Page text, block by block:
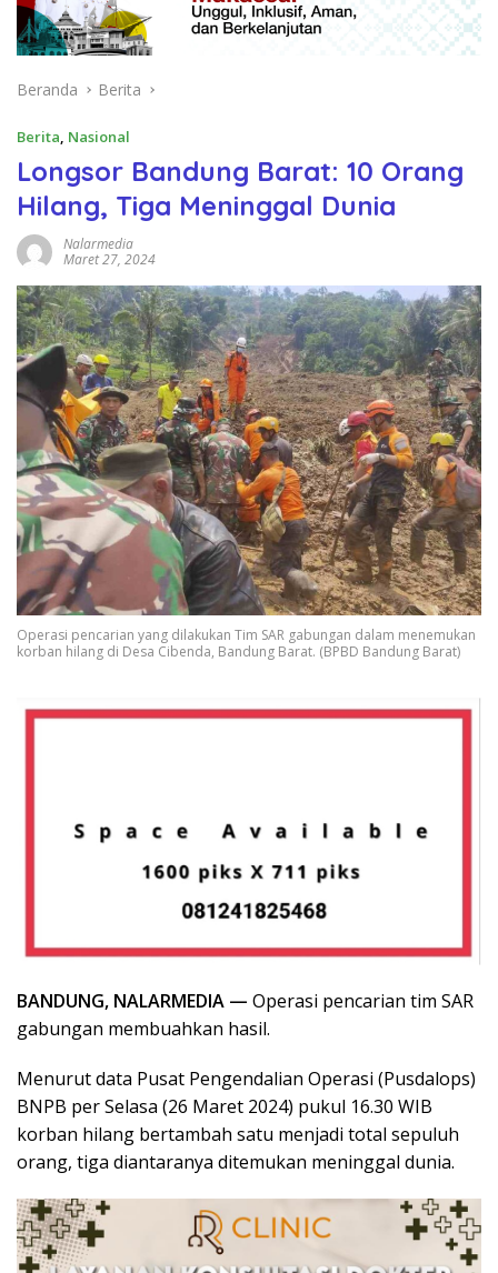
Beranda Berita
Berita, Nasional
Longsor Bandung Barat: 10 Orang
Hilang, Tiga Meninggal Dunia
Nalarmedia
Maret 27, 2024
Operasi pencarian yang dilakukan Tim SAR gabungan dalam menemukan
korban hilang di Desa Cibenda, Bandung Barat. (BPBD Bandung Barat)
BANDUNG, NALARMEDIA — Operasi pencarian tim SAR
gabungan membuahkan hasil.
Menurut data Pusat Pengendalian Operasi (Pusdalops)
BNPB per Selasa (26 Maret 2024) pukul 16.30 WIB
korban hilang bertambah satu menjadi total sepuluh
orang, tiga diantaranya ditemukan meninggal dunia.